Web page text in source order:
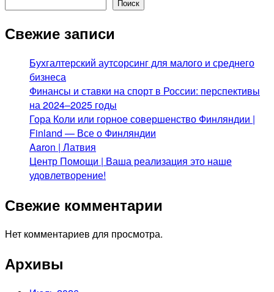
Поиск
Свежие записи
Бухгалтерский аутсорсинг для малого и среднего
бизнеса
Финансы и ставки на спорт в России: перспективы
на 2024–2025 годы
Гора Коли или горное совершенство Финляндии |
Finland — Все о Финляндии
Aaron | Латвия
Центр Помощи | Ваша реализация это наше
удовлетворение!
Свежие комментарии
Нет комментариев для просмотра.
Архивы